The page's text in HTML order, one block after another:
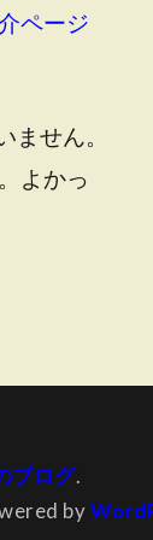
ページ
せん。
よかっ
ブログ.
by